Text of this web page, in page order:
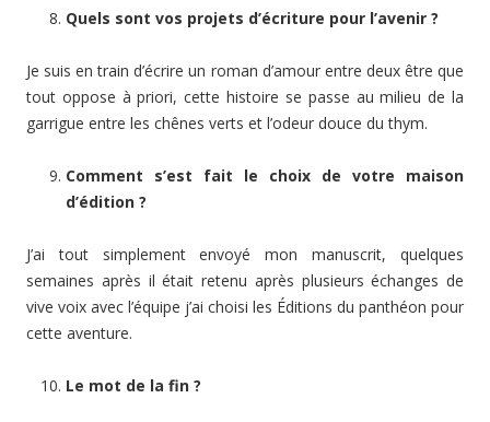
Quels sont vos projets d’écriture pour l’avenir ?
Je suis en train d’écrire un roman d’amour entre deux être que
tout oppose à priori, cette histoire se passe au milieu de la
garrigue entre les chênes verts et l’odeur douce du thym.
Comment s’est fait le choix de votre maison
d’édition ?
J’ai tout simplement envoyé mon manuscrit, quelques
semaines après il était retenu après plusieurs échanges de
vive voix avec l’équipe j’ai choisi les Éditions du panthéon pour
cette aventure.
Le mot de la fin ?